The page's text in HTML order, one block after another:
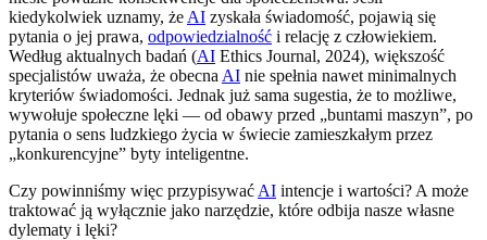
kiedykolwiek uznamy, że AI zyskała świadomość, pojawią się
pytania o jej prawa, odpowiedzialność i relację z człowiekiem.
Według aktualnych badań (AI Ethics Journal, 2024), większość
specjalistów uważa, że obecna AI nie spełnia nawet minimalnych
kryteriów świadomości. Jednak już sama sugestia, że to możliwe,
wywołuje społeczne lęki — od obawy przed „buntami maszyn”, po
pytania o sens ludzkiego życia w świecie zamieszkałym przez
„konkurencyjne” byty inteligentne.
Czy powinniśmy więc przypisywać AI intencje i wartości? A może
traktować ją wyłącznie jako narzędzie, które odbija nasze własne
dylematy i lęki?